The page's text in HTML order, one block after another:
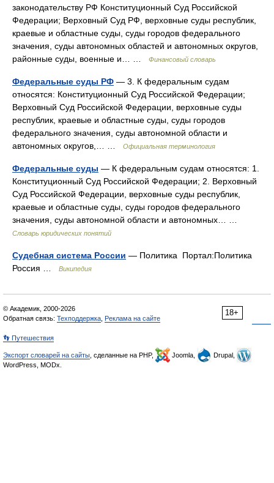
законодательству РФ Конституционный Суд Российской
Федерации; Верховный Суд РФ, верховные суды республик,
краевые и областные суды, суды городов федерального
значения, суды автономных областей и автономных округов,
районные суды, военные и… …
Финансовый словарь
Федеральные суды РФ — 3. К федеральным судам
относятся: Конституционный Суд Российской Федерации;
Верховный Суд Российской Федерации, верховные суды
республик, краевые и областные суды, суды городов
федерального значения, суды автономной области и
автономных округов,… …
Официальная терминология
Федеральные суды — К федеральным судам относятся: 1.
Конституционный Суд Российской Федерации; 2. Верховный
Суд Российской Федерации, верховные суды республик,
краевые и областные суды, суды городов федерального
значения, суды автономной области и автономных… …
Словарь юридических понятий
Судебная система России — Политика Портал:Политика
Россия …
Википедия
18+
© Академик, 2000-2026
Обратная связь: Техподдержка Реклама на сайте
👣 Путешествия
Экспорт словарей на сайты , сделанные на PHP, Joomla,
Drupal,
WordPress, MODx.